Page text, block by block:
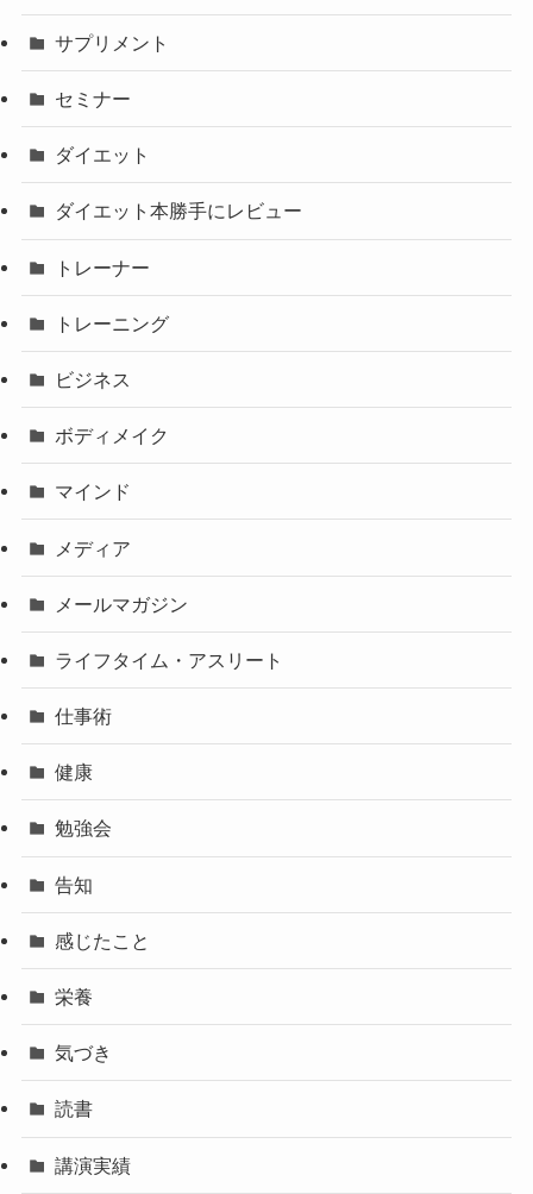
サプリメント
セミナー
ダイエット
ダイエット本勝手にレビュー
トレーナー
トレーニング
ビジネス
ボディメイク
マインド
メディア
メールマガジン
ライフタイム・アスリート
仕事術
健康
勉強会
告知
感じたこと
栄養
気づき
読書
講演実績